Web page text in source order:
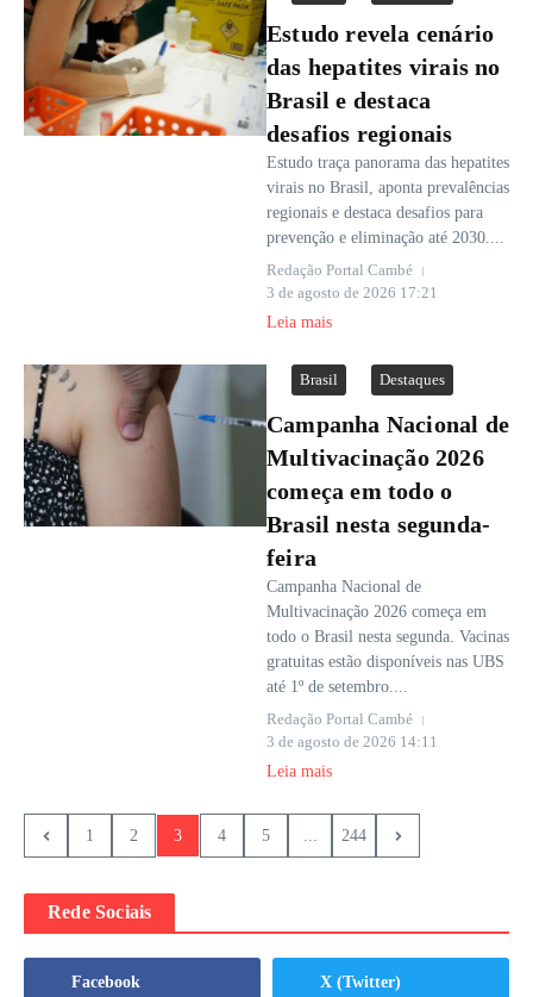
Estudo revela cenário
das hepatites virais no
Brasil e destaca
desafios regionais
Estudo traça panorama das hepatites
virais no Brasil, aponta prevalências
regionais e destaca desafios para
prevenção e eliminação até 2030....
Redação Portal Cambé
3 de agosto de 2026 17:21
Leia mais
Brasil Destaques
Campanha Nacional de
Multivacinação 2026
começa em todo o
Brasil nesta segunda-
feira
Campanha Nacional de
Multivacinação 2026 começa em
todo o Brasil nesta segunda. Vacinas
gratuitas estão disponíveis nas UBS
até 1º de setembro....
Redação Portal Cambé
3 de agosto de 2026 14:11
Leia mais
1 2 3 4 5 ... 244
Rede Sociais
Facebook
X (Twitter)